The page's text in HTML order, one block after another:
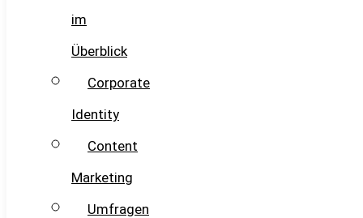
im
Überblick
Corporate
Identity
Content
Marketing
Umfragen